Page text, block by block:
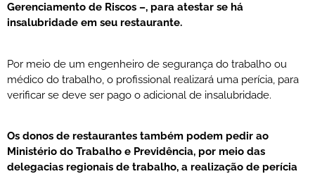
Gerenciamento de Riscos –, para atestar se há
insalubridade em seu restaurante.
Por meio de um engenheiro de segurança do trabalho ou
médico do trabalho, o profissional realizará uma perícia, para
verificar se deve ser pago o adicional de insalubridade.
Os donos de restaurantes também podem pedir ao
Ministério do Trabalho e Previdência, por meio das
delegacias regionais de trabalho, a realização de perícia